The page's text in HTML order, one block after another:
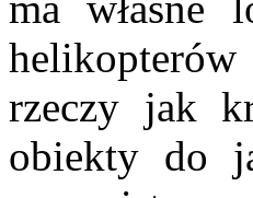
rzeczy jak
obiekty do